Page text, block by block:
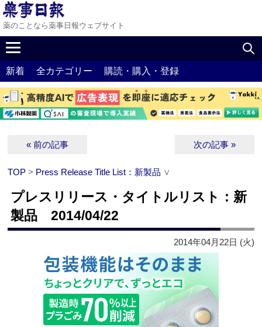
薬のことなら薬事日報ウェブサイト
新着 全カテゴリー 購読・購入・登録
« 前の記事 次の記事 »
TOP > Press Release Title List：新製品 ∨
プレスリリース・タイトルリスト：新
製品 2014/04/22
2014年04月22日 (火)